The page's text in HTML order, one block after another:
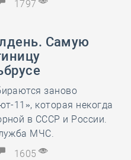
1797
Самую
заново
11», которая некогда
в СССР и России.
МЧС.
1605